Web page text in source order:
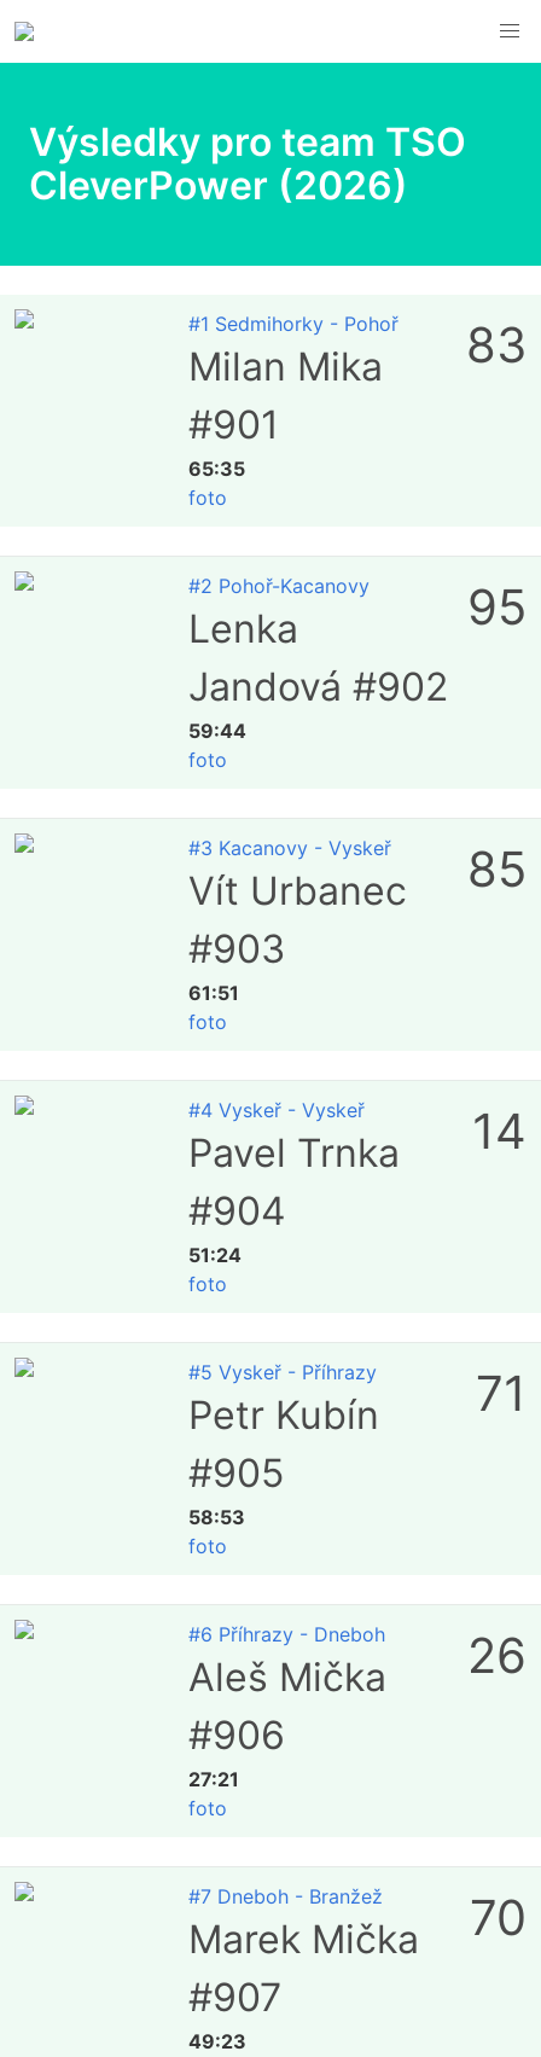
Výsledky pro team TSO
CleverPower (2026)
#1 Sedmihorky - Pohoř
Milan Mika
#901
65:35
foto
83
#2 Pohoř-Kacanovy
Lenka
Jandová #902
59:44
foto
95
#3 Kacanovy - Vyskeř
Vít Urbanec
#903
61:51
foto
85
#4 Vyskeř - Vyskeř
Pavel Trnka
#904
51:24
foto
14
#5 Vyskeř - Příhrazy
Petr Kubín
#905
58:53
foto
71
#6 Příhrazy - Dneboh
Aleš Mička
#906
27:21
foto
26
#7 Dneboh - Branžež
Marek Mička
#907
49:23
70